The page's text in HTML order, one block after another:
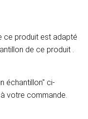
ce produit est adapté
de ce produit .
échantillon" ci-
votre commande.